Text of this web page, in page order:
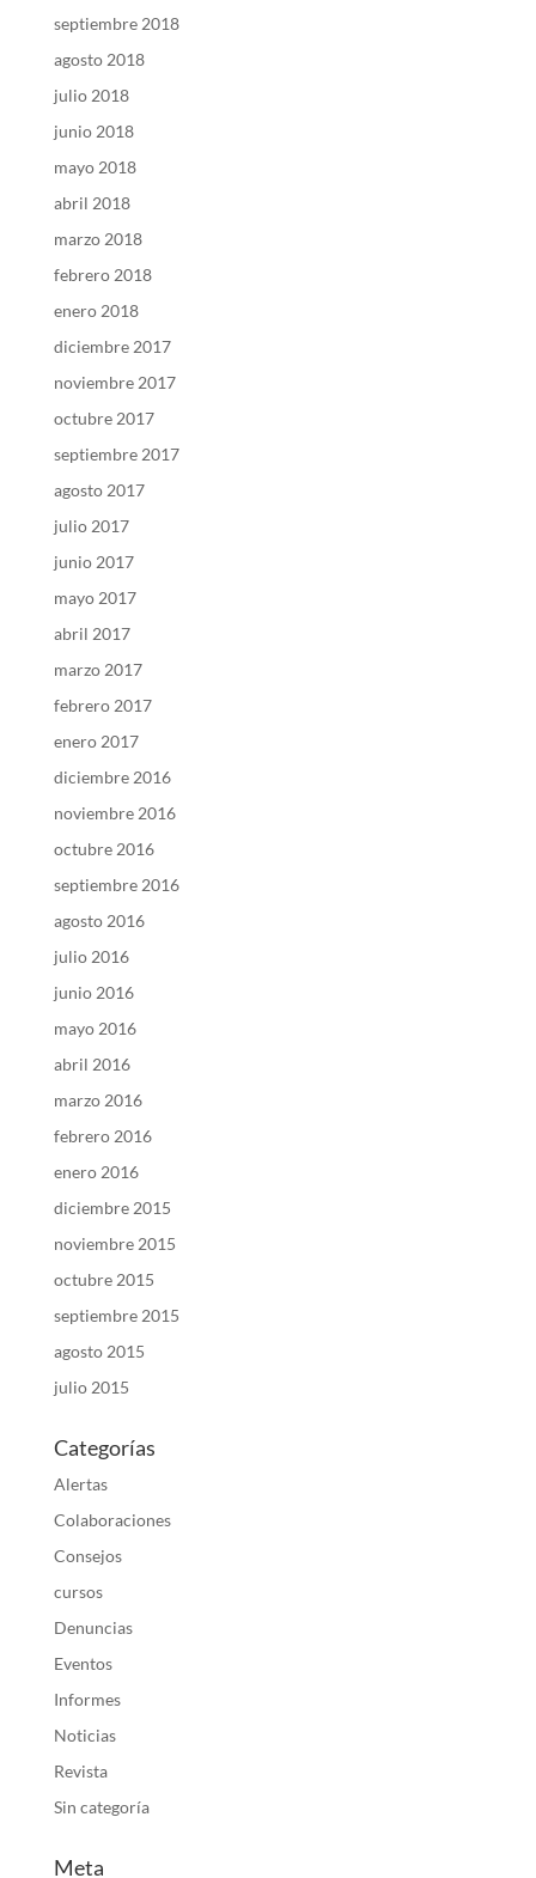
septiembre 2018
agosto 2018
julio 2018
junio 2018
mayo 2018
abril 2018
marzo 2018
febrero 2018
enero 2018
diciembre 2017
noviembre 2017
octubre 2017
septiembre 2017
agosto 2017
julio 2017
junio 2017
mayo 2017
abril 2017
marzo 2017
febrero 2017
enero 2017
diciembre 2016
noviembre 2016
octubre 2016
septiembre 2016
agosto 2016
julio 2016
junio 2016
mayo 2016
abril 2016
marzo 2016
febrero 2016
enero 2016
diciembre 2015
noviembre 2015
octubre 2015
septiembre 2015
agosto 2015
julio 2015
Categorías
Alertas
Colaboraciones
Consejos
cursos
Denuncias
Eventos
Informes
Noticias
Revista
Sin categoría
Meta